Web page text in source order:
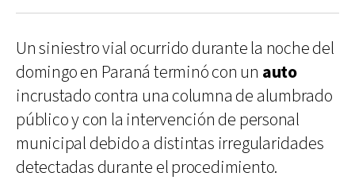
Un siniestro vial ocurrido durante la noche del
domingo en Paraná terminó con un auto
incrustado contra una columna de alumbrado
público y con la intervención de personal
municipal debido a distintas irregularidades
detectadas durante el procedimiento.